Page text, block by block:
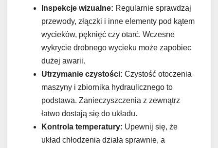
Inspekcje wizualne: Regularnie sprawdzaj
przewody, złączki i inne elementy pod kątem
wycieków, pęknięć czy otarć. Wczesne
wykrycie drobnego wycieku może zapobiec
dużej awarii.
Utrzymanie czystości: Czystość otoczenia
maszyny i zbiornika hydraulicznego to
podstawa. Zanieczyszczenia z zewnątrz
łatwo dostają się do układu.
Kontrola temperatury: Upewnij się, że
układ chłodzenia działa sprawnie, a